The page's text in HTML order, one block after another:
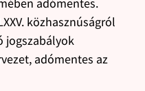
közhasznúságról
jogszabályok
adómentes az